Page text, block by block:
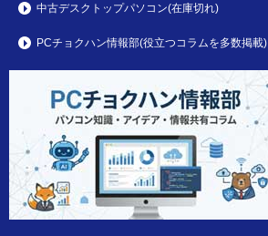
中古デスクトップパソコン(在庫切れ)
PCチョクハン情報部(役立つコラムを多数掲載)